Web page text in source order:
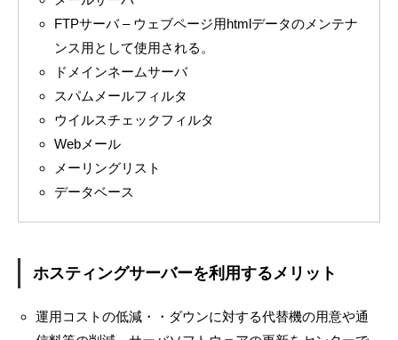
FTPサーバ – ウェブページ用htmlデータのメンテナ
ンス用として使用される。
ドメインネームサーバ
スパムメールフィルタ
ウイルスチェックフィルタ
Webメール
メーリングリスト
データベース
ホスティングサーバーを利用するメリット
運用コストの低減・・ダウンに対する代替機の用意や通